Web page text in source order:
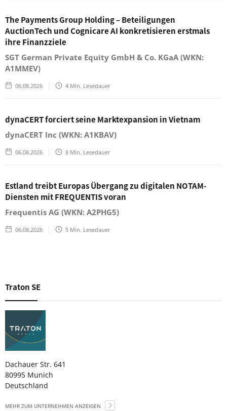
The Payments Group Holding – Beteiligungen
AuctionTech und Cognicare AI konkretisieren erstmals
ihre Finanzziele
SGT German Private Equity GmbH & Co. KGaA (WKN:
A1MMEV)
06.08.2026 4 Min. Lesedauer
dynaCERT forciert seine Marktexpansion in Vietnam
dynaCERT Inc (WKN: A1KBAV)
06.08.2026 8 Min. Lesedauer
Estland treibt Europas Übergang zu digitalen NOTAM-
Diensten mit FREQUENTIS voran
Frequentis AG (WKN: A2PHG5)
06.08.2026 5 Min. Lesedauer
Traton SE
Dachauer Str. 641
80995 Munich
Deutschland
MEHR ZUM UNTERNEHMEN ANZEIGEN